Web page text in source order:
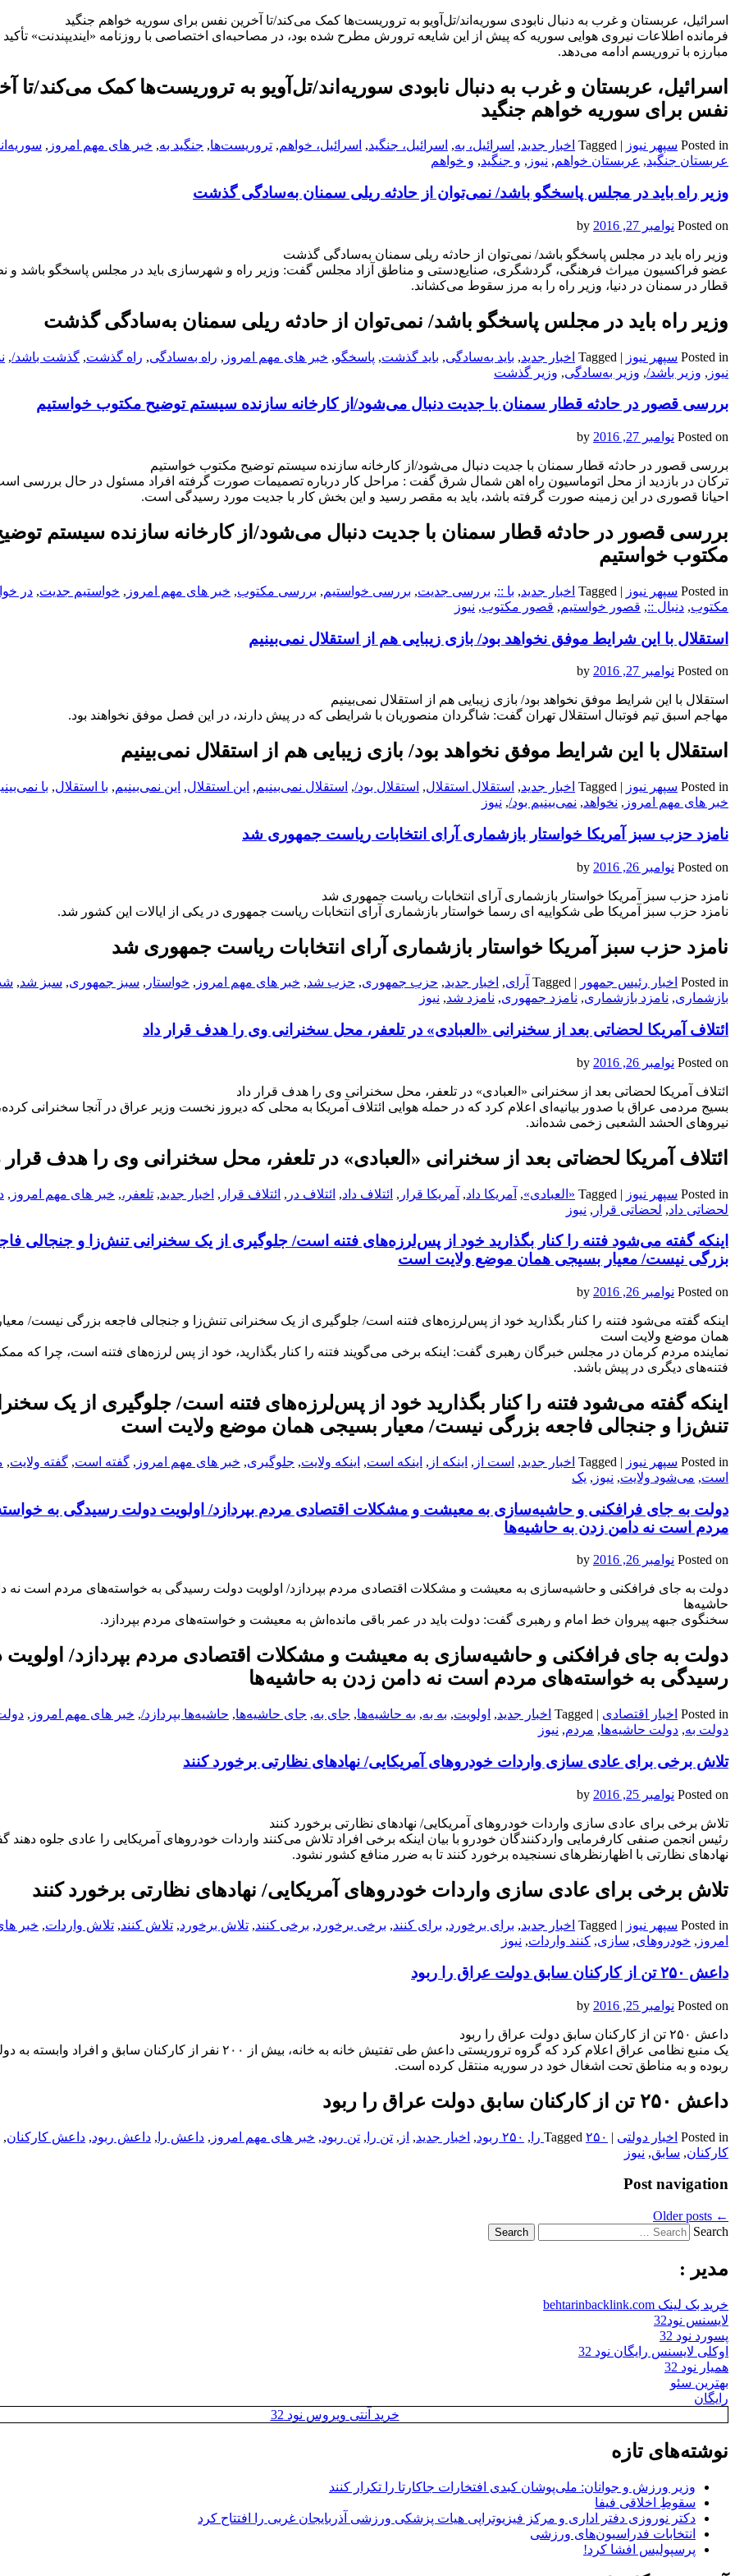
اسرائیل، عربستان و غرب به دنبال نابودی سوریه‌اند/تل‌آویو به تروریست‌ها کمک می‌کند/تا آخرین نفس برای سوریه خواهم جنگید
فرمانده اطلاعات نیروی هوایی سوریه که پیش از این شایعه ترورش مطرح شده بود، در مصاحبه‌ای اختصاصی با روزنامه «ایندیپندنت» تأکید
مبارزه با تروریسم ادامه می‌دهد.
اسرائیل، عربستان و غرب به دنبال نابودی سوریه‌اند/تل‌آویو به تروریست‌ها کمک می‌کند/تا
نفس برای سوریه خواهم جنگید
Posted in سپهر نیوز Tagged اخبار جدید, اسرائیل، به, اسرائیل، جنگید, اسرائیل، خواهم, تروریست‌ها, جنگید به, خبر های مهم امروز ,
عربستان جنگید, عربستان خواهم, نیوز , و جنگید, و خواهم
وزیر راه باید در مجلس پاسخگو باشد/ نمی‌توان از حادثه ریلی سمنان به‌سادگی گذشت
Posted on نوامبر 27, 2016
وزیر راه باید در مجلس پاسخگو باشد/ نمی‌توان از حادثه ریلی سمنان به‌سادگی گذشت
عضو فراکسیون میراث فرهنگی، گردشگری، صنایع‌دستی و مناطق آزاد مجلس گفت: وزیر راه و شهرسازی باید در مجلس پاسخگو باشد و
قطار در سمنان در دنیا، وزیر راه را به مرز سقوط می‌کشاند.
وزیر راه باید در مجلس پاسخگو باشد/ نمی‌توان از حادثه ریلی سمنان به‌سادگی گذشت
Posted in سپهر نیوز |
Tagged اخبار جدید, باید به‌سادگی, باید گذشت, پاسخگو, خبر های مهم امروز , راه به‌سادگی, راه گذشت, گذشت باشد/,
نیوز , وزیر باشد/, وزیر به‌سادگی, وزیر گذشت
بررسی قصور در حادثه قطار سمنان با جدیت دنبال می‌شود/از کارخانه سازنده سیستم توضیح مکتوب خواستیم
Posted on نوامبر 27, 2016
بررسی قصور در حادثه قطار سمنان با جدیت دنبال می‌شود/از کارخانه سازنده سیستم توضیح مکتوب خواستیم
ترکان در بازدید از محل اتوماسیون راه اهن شمال شرق گفت : مراحل کار درباره تصمیمات صورت گرفته افراد مسئول در حال بررسی
احیانا قصوری در این زمینه صورت گرفته باشد، باید به مقصر رسید و این بخش کار با جدیت مورد رسیدگی است.
بررسی قصور در حادثه قطار سمنان با جدیت دنبال می‌شود/از کارخانه سازنده سیستم
مکتوب خواستیم
Posted in سپهر نیوز |
Tagged اخبار جدید, با ::, بررسی جدیت, بررسی خواستیم, بررسی مکتوب, خبر های مهم امروز , خواستیم جدیت, در
مکتوب, دنبال ::, قصور خواستیم, قصور مکتوب, نیوز
استقلال با این شرایط موفق نخواهد بود/ بازی زیبایی هم از استقلال نمی‌بینیم
Posted on نوامبر 27, 2016
استقلال با این شرایط موفق نخواهد بود/ بازی زیبایی هم از استقلال نمی‌بینیم
مهاجم اسبق تیم فوتبال استقلال تهران گفت: شاگردان منصوریان با شرایطی که در پیش دارند، در این فصل موفق نخواهند بود.
استقلال با این شرایط موفق نخواهد بود/ بازی زیبایی هم از استقلال نمی‌بینیم
Posted in سپهر نیوز |
Tagged اخبار جدید, استقلال استقلال, استقلال بود/, استقلال نمی‌بینیم, این استقلال, این نمی‌بینیم, با استقلال, با
خبر های مهم امروز , نخواهد, نمی‌بینیم بود/, نیوز
نامزد حزب سبز آمریکا خواستار بازشماری آرای انتخابات ریاست جمهوری شد
Posted on نوامبر 26, 2016
نامزد حزب سبز آمریکا خواستار بازشماری آرای انتخابات ریاست جمهوری شد
نامزد حزب سبز آمریکا طی شکواییه ای رسما خواستار بازشماری آرای انتخابات ریاست جمهوری در یکی از ایالات این کشور شد.
نامزد حزب سبز آمریکا خواستار بازشماری آرای انتخابات ریاست جمهوری شد
Posted in اخبار رئیس جمهور Tagged آرای, اخبار جدید, حزب جمهوری, حزب شد, خبر های مهم امروز , خواستار , سبز جمهوری, سبز شد,
بازشماری, نامزد بازشماری, نامزد جمهوری, نامزد شد, نیوز
ائتلاف آمریکا لحضاتی بعد از سخنرانی «العبادی» در تلعفر، محل سخنرانی‌ وی را هدف قرار داد
Posted on نوامبر 26, 2016
ائتلاف آمریکا لحضاتی بعد از سخنرانی «العبادی» در تلعفر، محل سخنرانی‌ وی را هدف قرار داد
بسیج مردمی عراق با صدور بیانیه‌ای اعلام کرد که در حمله هوایی ائتلاف آمریکا به محلی که دیروز نخست وزیر عراق در آنجا سخنرانی کرده،
نیروهای الحشد الشعبی زخمی شده‌اند.
ائتلاف آمریکا لحضاتی بعد از سخنرانی «العبادی» در تلعفر، محل سخنرانی‌ وی را هدف قرار
Posted in سپهر نیوز |
Tagged «العبادی», آمریکا داد, آمریکا قرار , ائتلاف داد, ائتلاف در , ائتلاف قرار , اخبار جدید, تلعفر،, خبر های مهم امروز ,
لحضاتی داد, لحضاتی قرار , نیوز
اینکه گفته می‌‌‌‌شود فتنه را کنار بگذارید خود از پس‌‌‌لرزه‌های فتنه است/ جلوگیری از یک سخنرانی تنش‌زا و جنجالی
بزرگی نیست/ معیار بسیجی همان موضع ولایت است
Posted on نوامبر 26, 2016
اینکه گفته می‌‌‌‌شود فتنه را کنار بگذارید خود از پس‌‌‌لرزه‌های فتنه است/ جلوگیری از یک سخنرانی تنش‌زا و جنجالی فاجعه بزرگی نیست/
همان موضع ولایت است
نماینده مردم کرمان در مجلس خبرگان رهبری گفت: اینکه برخی می‌گویند فتنه را کنار بگذارید، خود از پس لرزه‌های فتنه است، چرا که
فتنه‌های دیگری در پیش باشد.
اینکه گفته می‌‌‌‌شود فتنه را کنار بگذارید خود از پس‌‌‌لرزه‌های فتنه است/ جلوگیری از یک
تنش‌زا و جنجالی فاجعه بزرگی نیست/ معیار بسیجی همان موضع ولایت است
Posted in سپهر نیوز |
Tagged اخبار جدید, است از , اینکه از , اینکه است, اینکه ولایت, جلوگیری, خبر های مهم امروز , گفته است, گفته ولایت,
است, می‌‌‌‌شود ولایت, نیوز , یک
دولت به جای فرافکنی و حاشیه‌سازی به معیشت و مشکلات اقتصادی مردم بپردازد/ اولویت دولت رسیدگی به
مردم است نه دامن زدن به حاشیه‌ها
Posted on نوامبر 26, 2016
دولت به جای فرافکنی و حاشیه‌سازی به معیشت و مشکلات اقتصادی مردم بپردازد/ اولویت دولت رسیدگی به خواسته‌های مردم است نه
حاشیه‌ها
سخنگوی جبهه پیروان خط امام و رهبری گفت: دولت باید در عمر باقی‌ مانده‌اش به معیشت و خواسته‌های مردم بپردازد.
دولت به جای فرافکنی و حاشیه‌سازی به معیشت و مشکلات اقتصادی مردم بپردازد/ اولویت
رسیدگی به خواسته‌های مردم است نه دامن زدن به حاشیه‌ها
Posted in اخبار اقتصادی |
Tagged اخبار جدید, اولویت, به به, به حاشیه‌ها, جای به, جای حاشیه‌ها, حاشیه‌ها بپردازد/, خبر های مهم امروز ,
دولت به, دولت حاشیه‌ها, مردم, نیوز
تلاش برخی برای عادی سازی واردات خودروهای آمریکایی/ نهادهای نظارتی برخورد کنند
Posted on نوامبر 25, 2016
تلاش برخی برای عادی سازی واردات خودروهای آمریکایی/ نهادهای نظارتی برخورد کنند
رئیس انجمن صنفی کارفرمایی واردکنندگان خودرو با بیان اینکه برخی افراد تلاش می‌کنند واردات خودروهای آمریکایی را عادی جلوه دهند
نهادهای نظارتی با اظهارنظرهای نسنجیده برخورد کنند تا به ضرر منافع کشور نشود.
تلاش برخی برای عادی سازی واردات خودروهای آمریکایی/ نهادهای نظارتی برخورد کنند
Posted in سپهر نیوز Tagged اخبار جدید, برای برخورد, برای کنند, برخی برخورد, برخی کنند, تلاش برخورد, تلاش کنند, تلاش واردات, خبر
امروز , خودروهای, سازی, کنند واردات, نیوز
داعش ۲۵۰ تن از کارکنان سابق دولت عراق را ربود
Posted on نوامبر 25, 2016
داعش ۲۵۰ تن از کارکنان سابق دولت عراق را ربود
یک منبع نظامی عراق اعلام کرد که گروه تروریستی داعش طی تفتیش خانه به خانه، بیش از ۲۰۰ نفر از کارکنان سابق و
ربوده و به مناطق تحت اشغال خود در سوریه منتقل کرده است.
داعش ۲۵۰ تن از کارکنان سابق دولت عراق را ربود
Posted in اخبار دولتی |
Tagged ۲۵۰ را , ۲۵۰ ربود , اخبار جدید, از , تن را , تن ربود, خبر های مهم امروز , داعش را , داعش ربود, داعش کارکنان,
کارکنان, سابق, نیوز
Post navigation
←
Search
مدیر :
خرید بک لینک behtarinbacklink.com
لایسنس نود32
پسورد نود 32
اوکلی لایسنس رایگان نود 32
همیار نود 32
بهترین سئو
رایگان
خرید آنتی ویروس نود 32
نوشته‌های تازه
وزیر ورزش و جوانان: ملی‌پوشان کبدی افتخارات جاکارتا را تکرار کنند
سقوطِ اخلاقی فیفا
دکتر نوروزی دفتر اداری و مرکز فیزیوتراپی هیات پزشکی ورزشی آذربایجان غربی را افتتاح کرد
انتخابات فدراسیون‌های ورزشی
پرسپولیس افشا کرد!